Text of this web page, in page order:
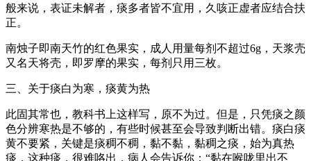
般来说，表证未解者，痰多者皆不宜用，久咳正虚者应结合扶
正。
南烛子即南天竹的红色果实，成人用量每剂不超过6g，天浆壳
又名天将壳，即罗摩的果实，每剂只用三枚。
三、关于痰白为寒，痰黄为热
此固其常也，教科书上这样写，原不为过。但是，只凭痰之颜
色分辨寒热是不够的，有些时候甚至会导致判断出错。痰白痰
黄不要紧，关键是痰稠不稠，黏不黏，黏稠之痰，始为真热
痰，这种痰，很难咯出，病人会告诉你：“黏在喉咙里出不